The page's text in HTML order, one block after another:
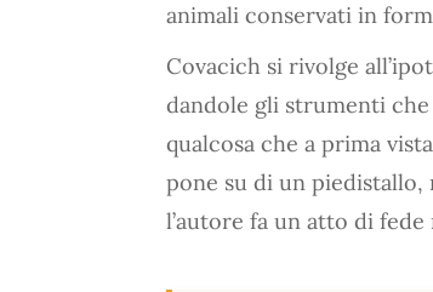
animali conservati in
Covacich si rivolge
dandole gli strumenti
qualcosa che a prima
pone su di un piedistallo,
l’autore fa un atto di